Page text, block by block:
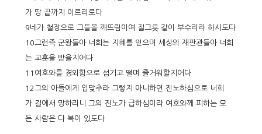
가 땅 끝까지 이르리로다
9네가 철장으로 그들을 깨뜨림이여 질그릇 같이 부수리라 하시도다
10그런즉 군왕들아 너희는 지혜를 얻으며 세상의 재판관들아 너희
는 교훈을 받을지어다
11여호와를 경외함으로 섬기고 떨며 즐거워할지어다
12그의 아들에게 입맞추라 그렇지 아니하면 진노하심으로 너희
가 길에서 망하리니 그의 진노가 급하심이라 여호와께 피하는 모
든 사람은 다 복이 있도다